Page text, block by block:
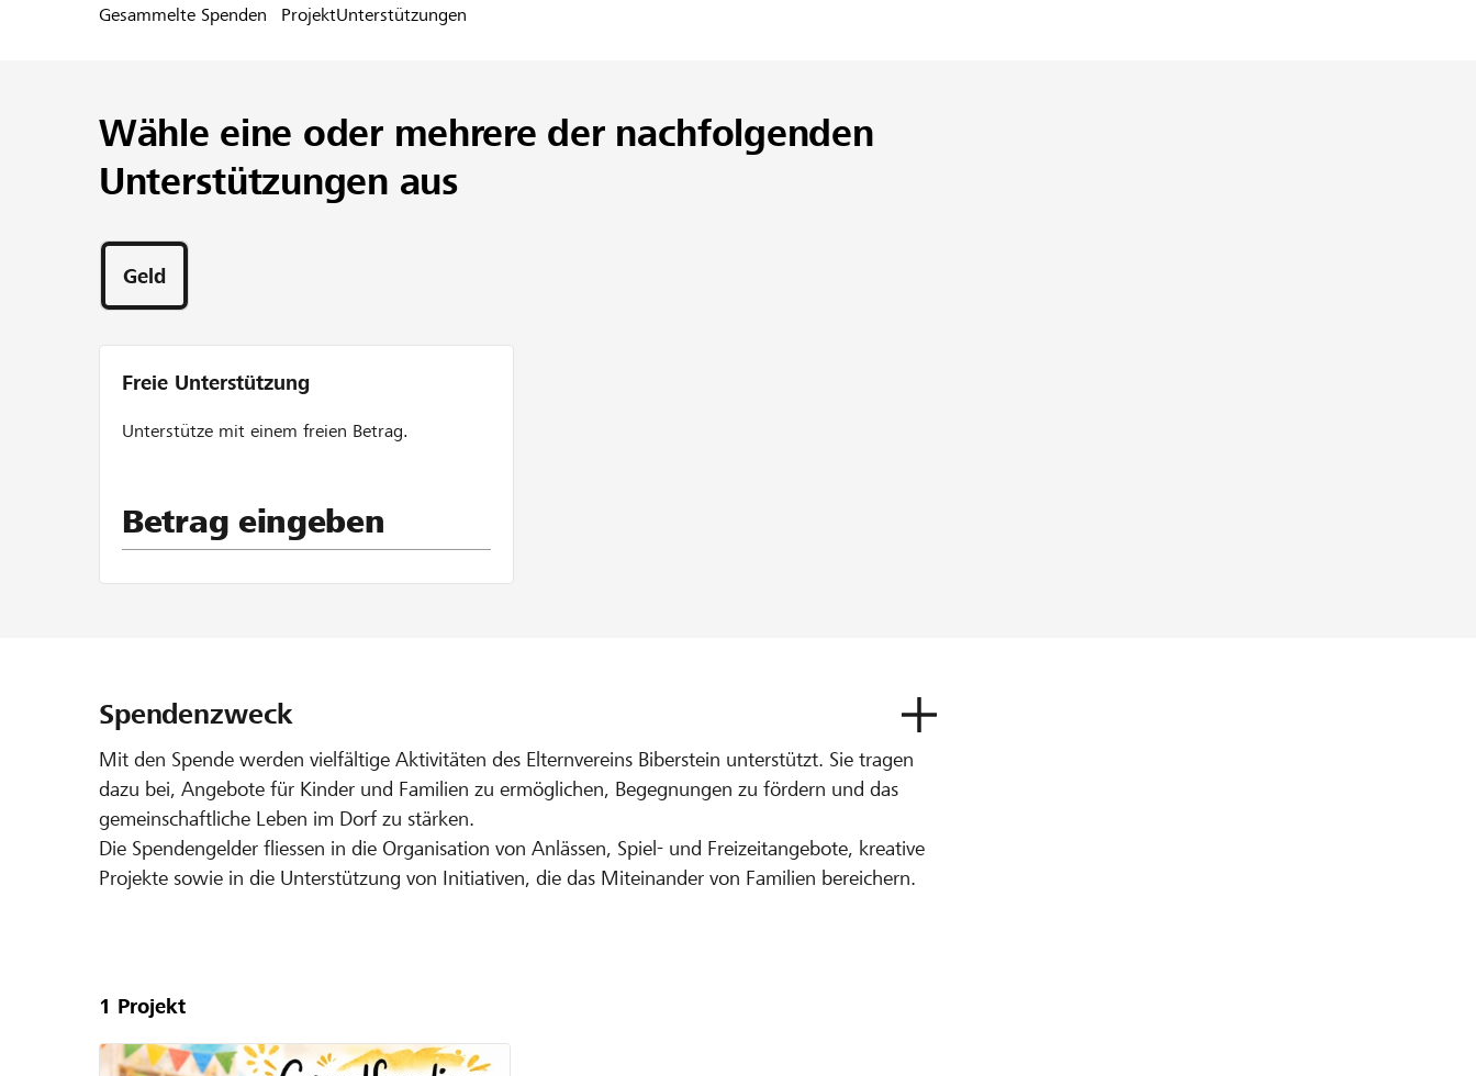
Gesammelte Spenden ProjektUnterstützungen
Wähle eine oder mehrere der nachfolgenden
Unterstützungen aus
Geld
Freie Unterstützung
Unterstütze mit einem freien Betrag.
Betrag eingeben
Spendenzweck
Mit den Spende werden vielfältige Aktivitäten des Elternvereins Biberstein unterstützt. Sie tragen
dazu bei, Angebote für Kinder und Familien zu ermöglichen, Begegnungen zu fördern und das
gemeinschaftliche Leben im Dorf zu stärken.
Die Spendengelder fliessen in die Organisation von Anlässen, Spiel- und Freizeitangebote, kreative
Projekte sowie in die Unterstützung von Initiativen, die das Miteinander von Familien bereichern.
Projekte
1 Projekt